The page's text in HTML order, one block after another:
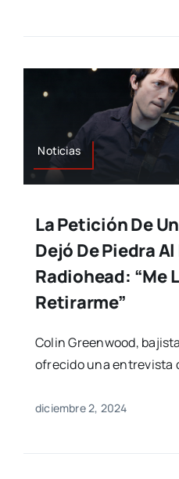
Noticias
La Petición De
Dejó De Piedra
Radiohead: “Me
Retirarme”
Colin Greenwood,
ofrecido una entrevista
diciembre 2, 2024